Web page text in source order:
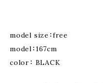
model size：free
model：167cm
color： BLACK